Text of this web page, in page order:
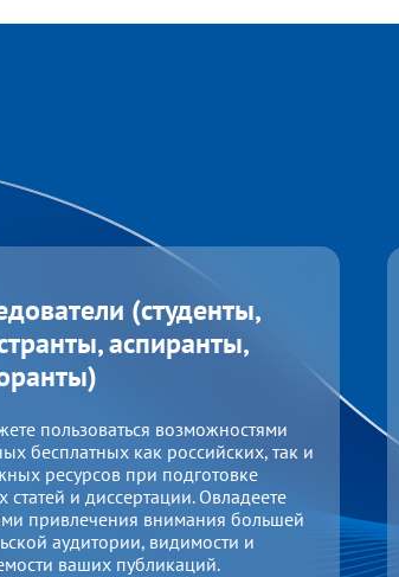
(студенты,
аспиранты,
пользоваться возможностями
бесплатных как российских, так и
ресурсов при подготовке
статей и диссертации. Овладеете
привлечения внимания большей
аудитории, видимости и
ваших публикаций.